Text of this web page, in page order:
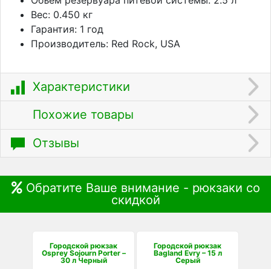
Вес: 0.450 кг
Гарантия: 1 год
Производитель: Red Rock, USA
Характеристики
Похожие товары
Отзывы
Обратите Ваше внимание - рюкзаки со
скидкой
Городской рюкзак
Osprey Sojourn Porter –
30 л Черный
Городской рюкзак
Bagland Evry – 15 л
Серый